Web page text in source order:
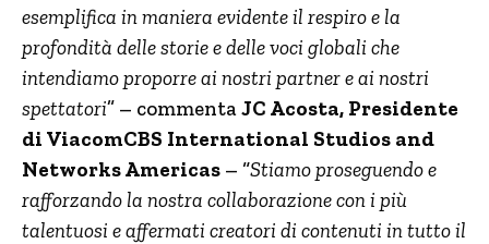
esemplifica in maniera evidente il respiro e la
profondità delle storie e delle voci globali che
intendiamo proporre ai nostri partner e ai nostri
spettatori” – commentaJC Acosta, Presidente
di ViacomCBS International Studios and
Networks Americas – “Stiamo proseguendo e
rafforzando la nostra collaborazione con i più
talentuosi e affermati creatori di contenuti in tutto il